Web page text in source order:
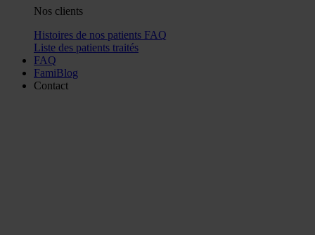
Nos clients
Histoires de nos patients FAQ
Liste des patients traités
FAQ
FamiBlog
Contact